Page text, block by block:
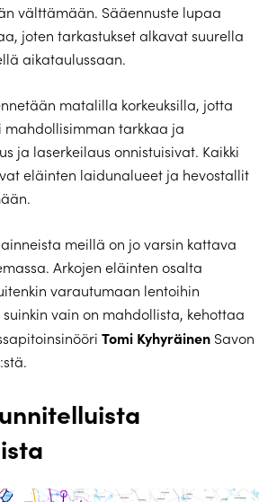
välttämään. Sääennuste lupaa
joten tarkastukset alkavat suurella
aikataulussaan.
matalilla korkeuksilla, jotta
mahdollisimman tarkkaa ja
ja laserkeilaus onnistuisivat. Kaikki
eläinten laidunalueet ja hevostallit
meillä on jo varsin kattava
Arkojen eläinten osalta
varautumaan lentoihin
vain on mahdollista, kehottaa
Tomi Kyhyräinen Savon